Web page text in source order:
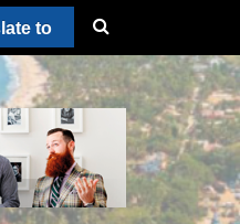
to